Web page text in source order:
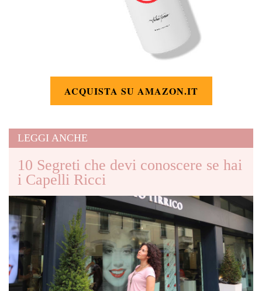
ACQUISTA SU AMAZON.IT
LEGGI ANCHE
10 Segreti che devi conoscere se hai
i Capelli Ricci